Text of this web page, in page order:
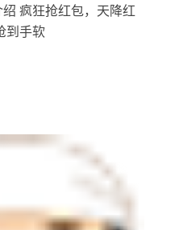
疯狂抢红包，天降红
到手软